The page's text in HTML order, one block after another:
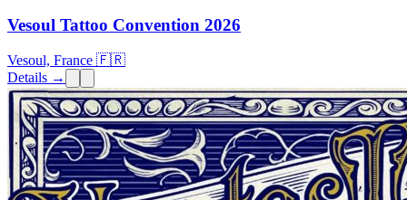
Vesoul Tattoo Convention 2026
Vesoul, France 🇫🇷
Details →